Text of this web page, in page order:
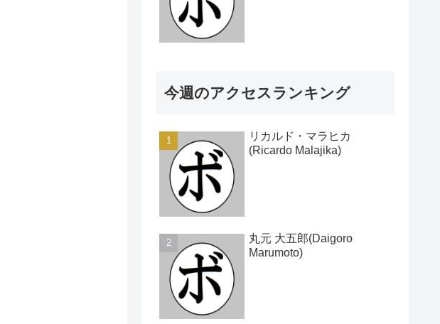
今週のアクセスランキング
リカルド・マラヒカ
(Ricardo Malajika)
丸元 大五郎(Daigoro
Marumoto)